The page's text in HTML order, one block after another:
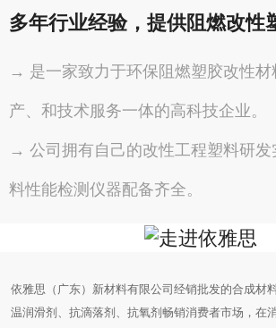
多年行业经验，提供阻燃改性
→ 是一家致力于环保阻燃塑胶改性材
产、和技术服务一体的高科技企业。
→ 公司拥有自己的改性工程塑料研发
料性能检测仪器配备齐全。
依雅思（广东）新材料有限公司经销批发的合成材
温润滑剂、抗滴落剂、抗氧剂畅销消费者市场，在